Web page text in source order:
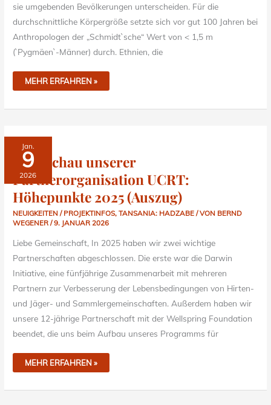
sie umgebenden Bevölkerungen unterscheiden. Für die
durchschnittliche Körpergröße setzte sich vor gut 100 Jahren bei
Anthropologen der „Schmidt`sche“ Wert von < 1,5 m
(`Pygmäen`-Männer) durch. Ethnien, die
MEHR ERFAHREN »
Jan.
9
2026
Rückschau unserer
Partnerorganisation UCRT:
Höhepunkte 2025 (Auszug)
NEUIGKEITEN / PROJEKTINFOS,TANSANIA: HADZABE / VON BERND
WEGENER/9. JANUAR 2026
Liebe Gemeinschaft, In 2025 haben wir zwei wichtige
Partnerschaften abgeschlossen. Die erste war die Darwin
Initiative, eine fünfjährige Zusammenarbeit mit mehreren
Partnern zur Verbesserung der Lebensbedingungen von Hirten-
und Jäger- und Sammlergemeinschaften. Außerdem haben wir
unsere 12-jährige Partnerschaft mit der Wellspring Foundation
beendet, die uns beim Aufbau unseres Programms für
RÜCKSCHAU
UNSERER
PARTNERORGANISATION
UCRT:
HÖHEPUNKTE
2025
(AUSZUG)
MEHR ERFAHREN »